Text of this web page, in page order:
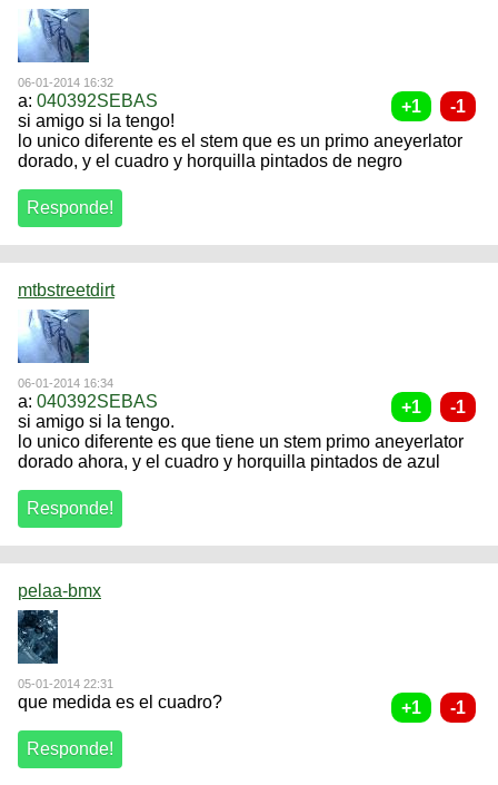
06-01-2014 16:32
a: 040392SEBAS
si amigo si la tengo!
lo unico diferente es el stem que es un primo aneyerlator
dorado, y el cuadro y horquilla pintados de negro
mtbstreetdirt
06-01-2014 16:34
a: 040392SEBAS
si amigo si la tengo.
lo unico diferente es que tiene un stem primo aneyerlator
dorado ahora, y el cuadro y horquilla pintados de azul
pelaa-bmx
05-01-2014 22:31
que medida es el cuadro?